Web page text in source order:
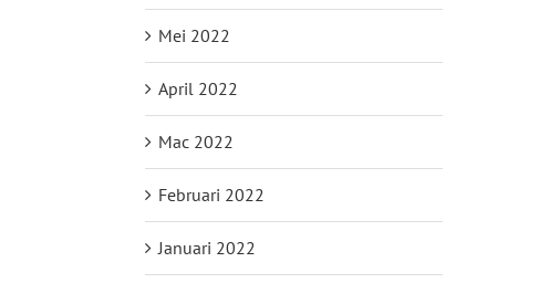
Mei 2022
April 2022
Mac 2022
Februari 2022
Januari 2022